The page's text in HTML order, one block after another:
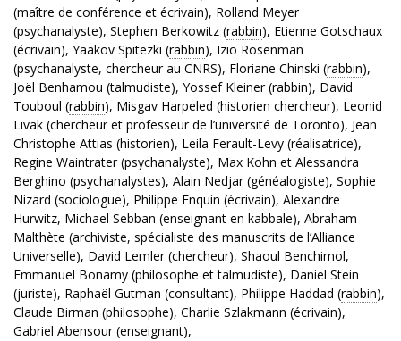
(maître de conférence et écrivain), Rolland Meyer
(psychanalyste), Stephen Berkowitz (rabbin), Etienne Gotschaux
(écrivain), Yaakov Spitezki (rabbin), Izio Rosenman
(psychanalyste, chercheur au CNRS), Floriane Chinski (rabbin),
Joël Benhamou (talmudiste), Yossef Kleiner (rabbin), David
Touboul (rabbin), Misgav Harpeled (historien chercheur), Leonid
Livak (chercheur et professeur de l’université de Toronto), Jean
Christophe Attias (historien), Leila Ferault-Levy (réalisatrice),
Regine Waintrater (psychanalyste), Max Kohn et Alessandra
Berghino (psychanalystes), Alain Nedjar (généalogiste), Sophie
Nizard (sociologue), Philippe Enquin (écrivain), Alexandre
Hurwitz, Michael Sebban (enseignant en kabbale), Abraham
Malthète (archiviste, spécialiste des manuscrits de l’Alliance
Universelle), David Lemler (chercheur), Shaoul Benchimol,
Emmanuel Bonamy (philosophe et talmudiste), Daniel Stein
(juriste), Raphaël Gutman (consultant), Philippe Haddad (rabbin),
Claude Birman (philosophe), Charlie Szlakmann (écrivain),
Gabriel Abensour (enseignant),